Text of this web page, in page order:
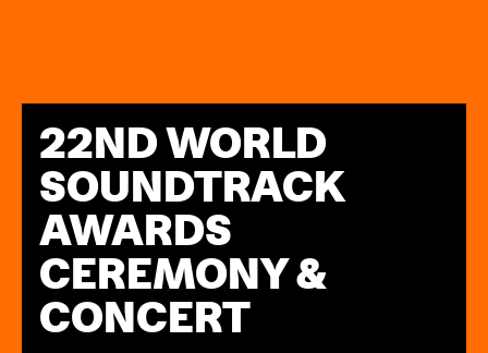
22ND WORLD
SOUNDTRACK
AWARDS
CEREMONY &
CONCERT